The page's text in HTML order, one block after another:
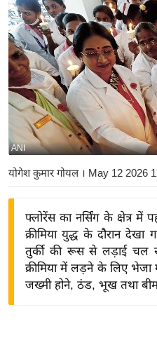
य
अं
त
र्रा
ष्ट्री
य
ज़
ने
द्यो
ANI
योगेश कुमार गोयल। May 12 2026
फ्लोरेंस का नर्सिंग के क्षेत्र में
क्रीमिया युद्ध के दौरान
तुर्की की रूस से लड़ाई चल
क्रीमिया में लड़ने के लिए भेजा
जख्मी होने, ठंड, भूख तथा